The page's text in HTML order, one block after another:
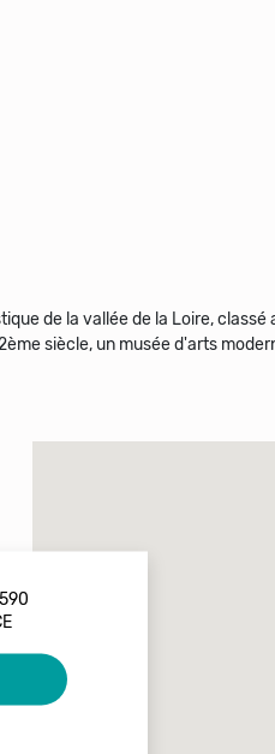
de la vallée de la Loire, classé
siècle, un musée d'arts